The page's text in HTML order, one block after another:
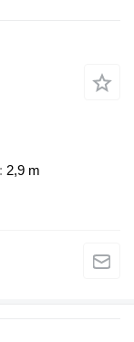
2,9 m